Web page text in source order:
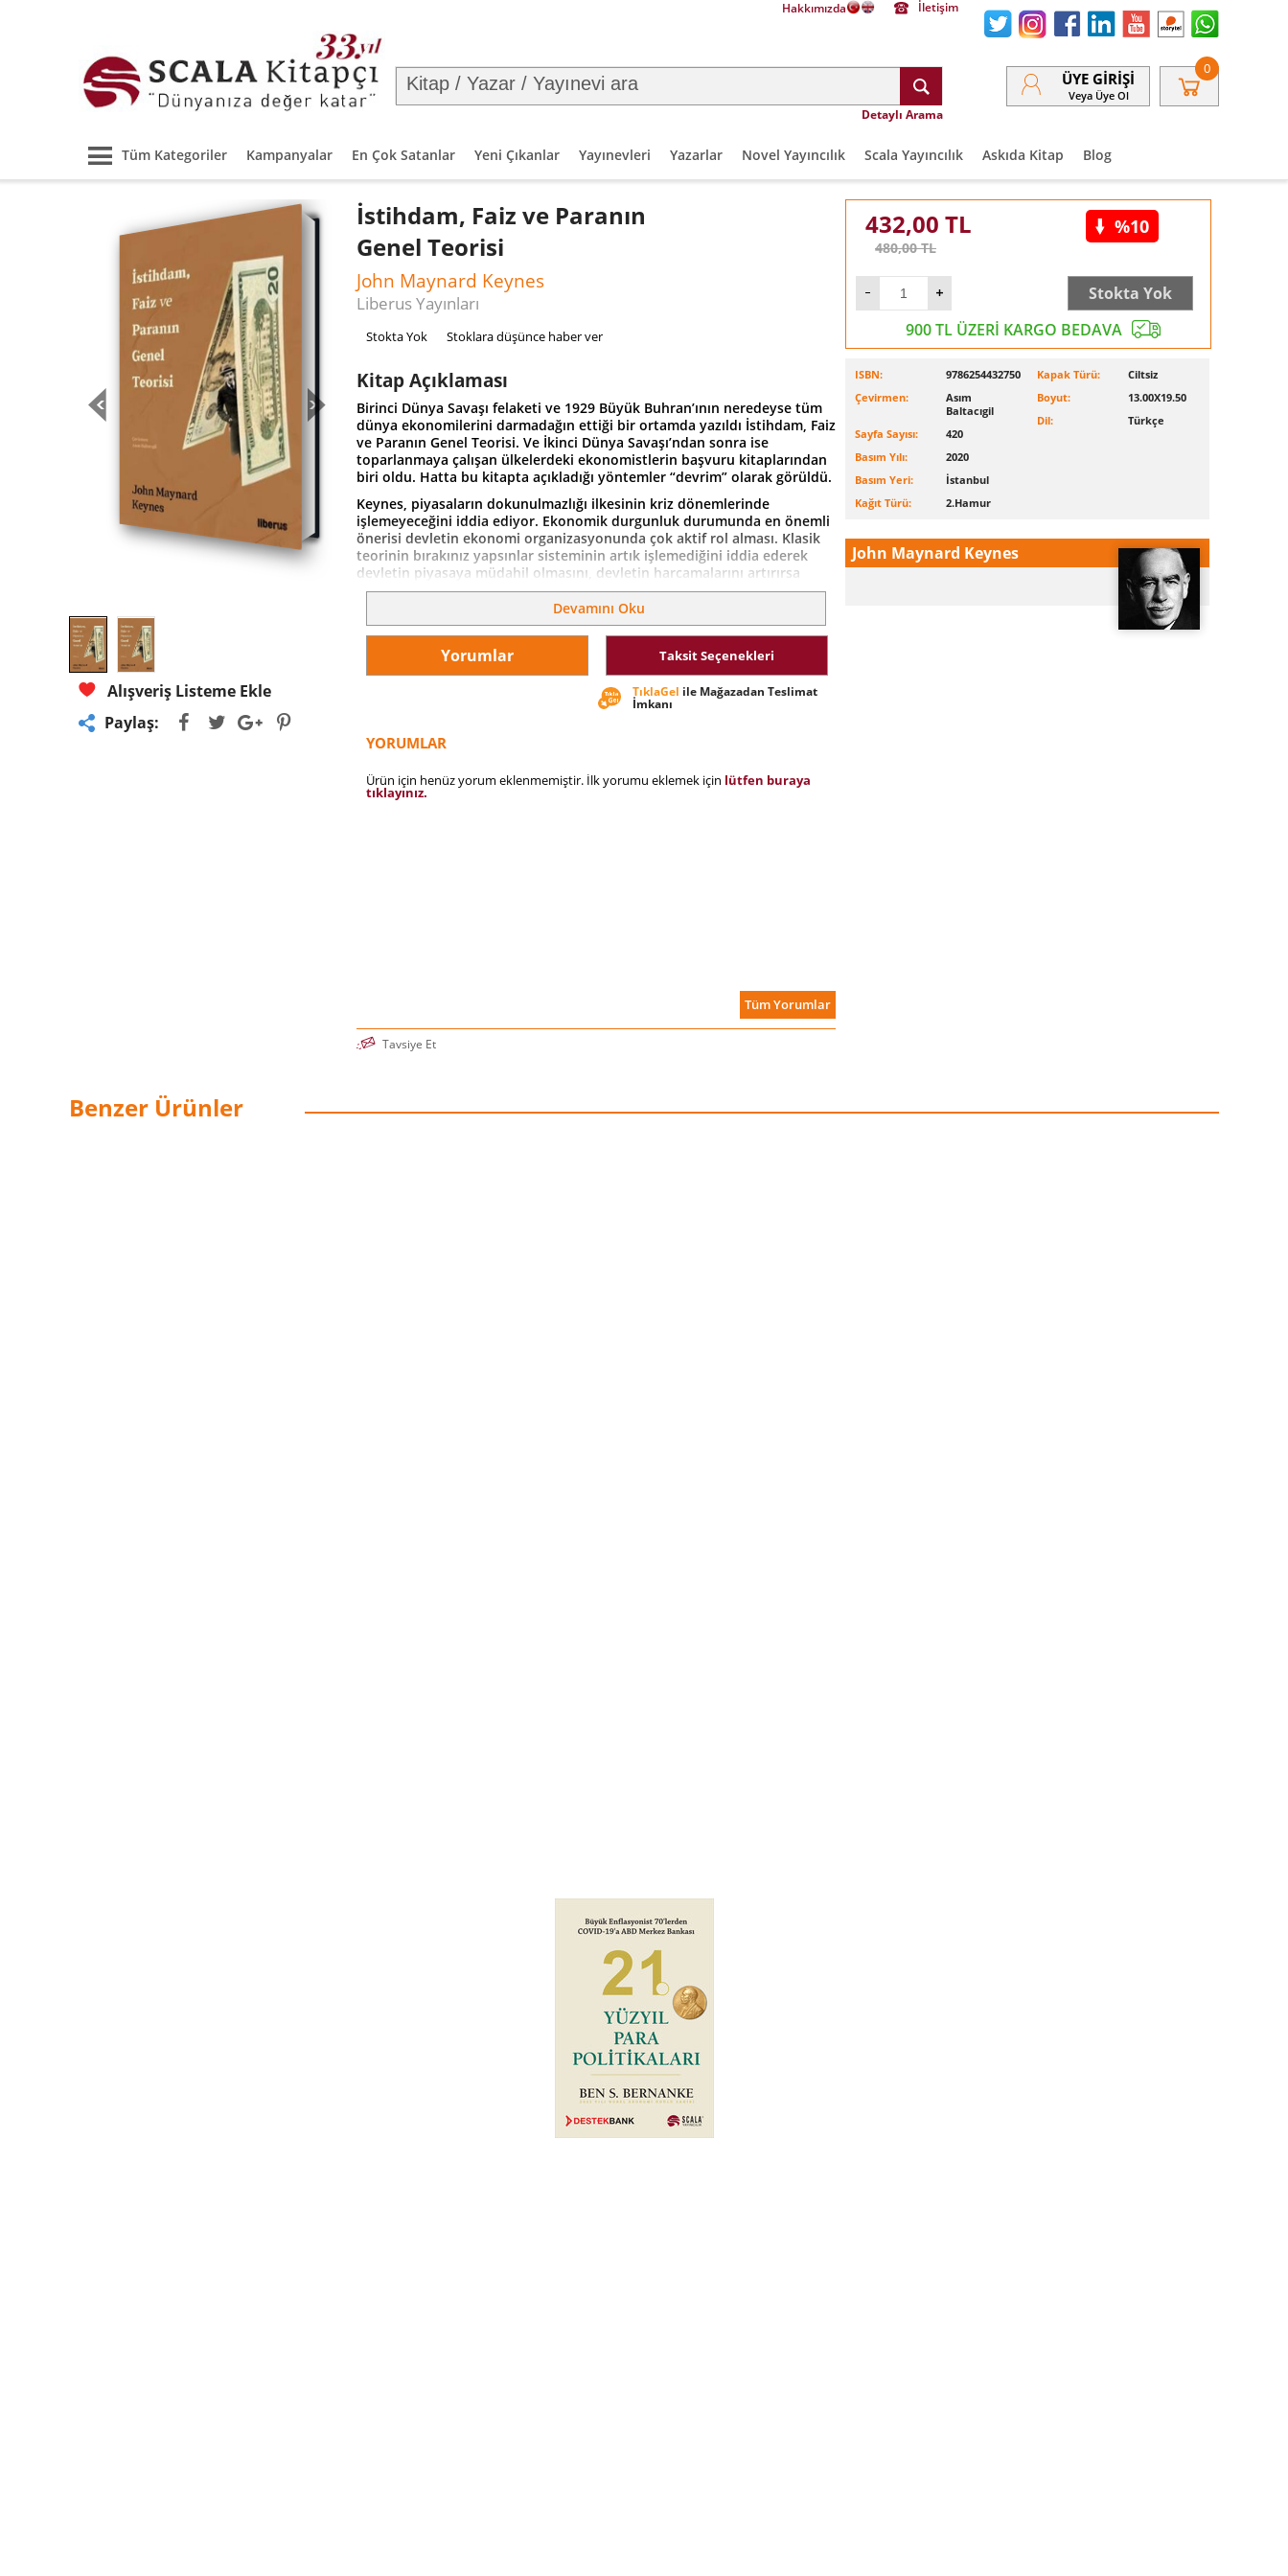
Hakkımızda İletişim
Detaylı Arama
ÜYE GIRIŞI
Veya Üye Ol
0
Tüm Kategoriler Kampanyalar En Çok Satanlar Yeni Çıkanlar Yayınevleri Yazarlar Novel Yayıncılık Scala Yayıncılık Askıda Kitap Blog
Alışveriş Listeme Ekle
Paylaş:
İstihdam, Faiz ve Paranın
Genel Teorisi
John Maynard Keynes
Liberus Yayınları
Stokta Yok Stoklara düşünce haber ver
Kitap Açıklaması
Birinci Dünya Savaşı felaketi ve 1929 Büyük Buhran’ının neredeyse tüm
dünya ekonomilerini darmadağın ettiği bir ortamda yazıldı İstihdam, Faiz
ve Paranın Genel Teorisi. Ve İkinci Dünya Savaşı’ndan sonra ise
toparlanmaya çalışan ülkelerdeki ekonomistlerin başvuru kitaplarından
biri oldu. Hatta bu kitapta açıkladığı yöntemler “devrim” olarak görüldü.
Keynes, piyasaların dokunulmazlığı ilkesinin kriz dönemlerinde
işlemeyeceğini iddia ediyor. Ekonomik durgunluk durumunda en önemli
önerisi devletin ekonomi organizasyonunda çok aktif rol alması. Klasik
teorinin bırakınız yapsınlar sisteminin artık işlemediğini iddia ederek
devletin piyasaya müdahil olmasını, devletin harcamalarını artırırsa
ekonominin eski seviyesine gelebileceğini savunuyor. Ricardo, Mill,
Marshall, Hume vb. iktisatçıların teorilerini ele alan Keynes onların hangi
noktalarda yanıldıklarını/aksadıklarını ortaya koyuyor, kendi teorisinin
nasıl daha etkili sonuçlar ortaya sereceğini gösteriyor.
Kimi klasik teorisyenler tarafından sosyalistlikle itham edilen Keynes,
özel girişime dayalı kapitalist sistemin işleyişinden kaynaklanan
aksaklıklara, yine kapitalist sistem içinde çözüm arayarak cevap vermeye
Devamını Oku
Yorumlar Taksit Seçenekleri
TıklaGel ile Mağazadan Teslimat
İmkanı
YORUMLAR
Ürün için henüz yorum eklenmemiştir. İlk yorumu eklemek için lütfen buraya
tıklayınız.
Tüm Yorumlar
Tavsiye Et
432,00 TL
480,00TL
%10
Stokta Yok
900 TL ÜZERİ KARGO BEDAVA
ISBN:
9786254432750
Çevirmen:
Asım
Baltacıgil
Sayfa Sayısı:
420
Basım Yılı:
2020
Basım Yeri:
İstanbul
Kağıt Türü:
2.Hamur
Kapak Türü:
Ciltsiz
Boyut:
13.00X19.50
Dil:
Türkçe
John Maynard Keynes
Benzer Ürünler